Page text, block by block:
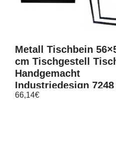
Metall Tischbein
cm Tischgestell
Handgemacht
Industriedesign 7248
66,14€